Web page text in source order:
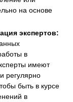
на основе
экспертов:
в
имеют
регулярно
быть в курсе
в